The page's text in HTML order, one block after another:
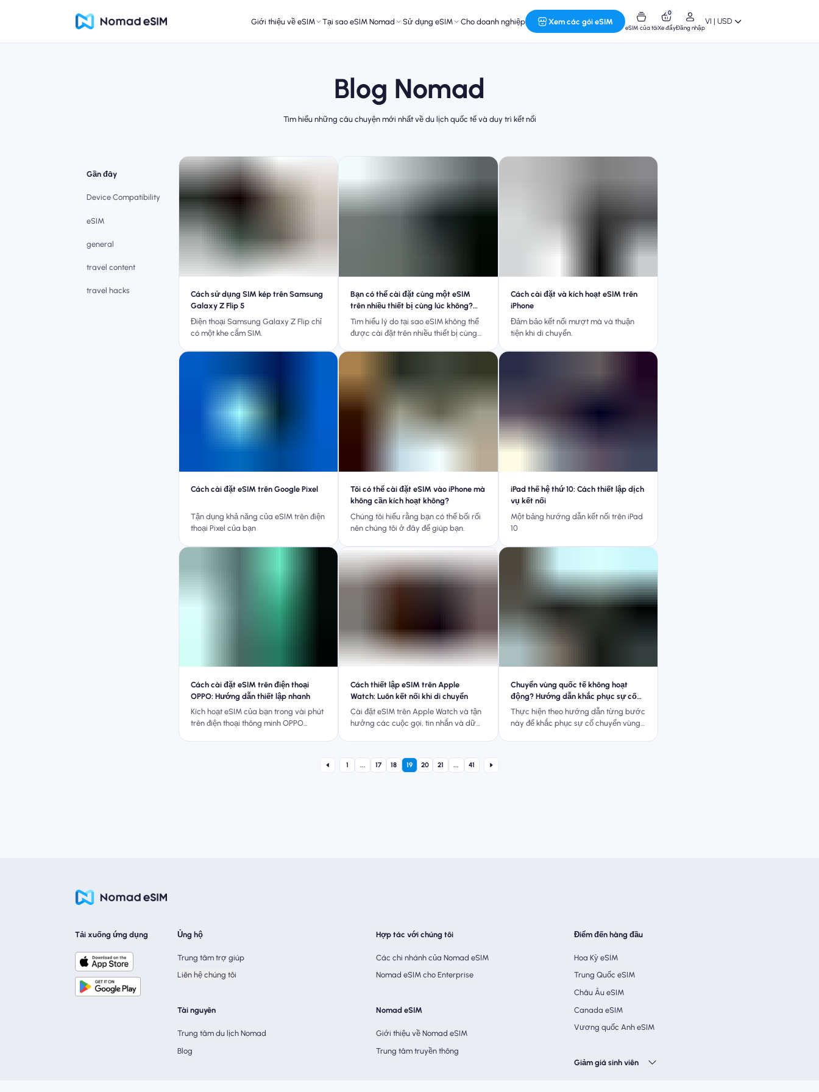
Giới thiệu về eSIM Tại sao eSIM Nomad Sử dụng eSIM Cho doanh nghiệp Xem các gói eSIM
eSIM của tôi
0
Xe đẩyĐăng nhập
VI | USD
Blog Nomad
Tìm hiểu những câu chuyện mới nhất về du lịch quốc tế và duy trì kết nối
Gần đây
Device Compatibility
eSIM
general
travel content
travel hacks
Cách sử dụng SIM kép trên Samsung
Galaxy Z Flip 5
Điện thoại Samsung Galaxy Z Flip chỉ
có một khe cắm SIM.
Bạn có thể cài đặt cùng một eSIM
trên nhiều thiết bị cùng lúc không?
Hướng dẫn toàn diện
Tìm hiểu lý do tại sao eSIM không thể
được cài đặt trên nhiều thiết bị cùng
Cách cài đặt và kích hoạt eSIM trên
iPhone
Đảm bảo kết nối mượt mà và thuận
tiện khi di chuyển.
Cách cài đặt eSIM trên Google Pixel
Tận dụng khả năng của eSIM trên điện
thoại Pixel của bạn
Tôi có thể cài đặt eSIM vào iPhone mà
không cần kích hoạt không?
Chúng tôi hiểu rằng bạn có thể bối rối
nên chúng tôi ở đây để giúp bạn.
iPad thế hệ thứ 10: Cách thiết lập dịch
vụ kết nối
Một bảng hướng dẫn kết nối trên iPad
10
Cách cài đặt eSIM trên điện thoại
OPPO: Hướng dẫn thiết lập nhanh
Kích hoạt eSIM của bạn trong vài phút
trên điện thoại thông minh OPPO
Cách thiết lập eSIM trên Apple
Watch: Luôn kết nối khi di chuyển
Cài đặt eSIM trên Apple Watch và tận
hưởng các cuộc gọi, tin nhắn và dữ
nối khi di chuyển.
Chuyển vùng quốc tế không hoạt
động? Hướng dẫn khắc phục sự cố
nhanh (2025)
Thực hiện theo hướng dẫn từng bước
này để khắc phục sự cố chuyển vùng
1 ... 17 18 19 20 21 ... 41
Tải xuống ứng dụng Ủng hộ
Trung tâm trợ giúp
Liên hệ chúng tôi
Tài nguyên
Trung tâm du lịch Nomad
Blog
Hợp tác với chúng tôi
Các chi nhánh của Nomad eSIM
Nomad eSIM cho Enterprise
Nomad eSIM
Giới thiệu về Nomad eSIM
Trung tâm truyền thông
Điểm đến hàng đầu
Hoa Kỳ eSIM
Trung Quốc eSIM
Châu Âu eSIM
Canada eSIM
Vương quốc Anh eSIM
Giảm giá sinh viên